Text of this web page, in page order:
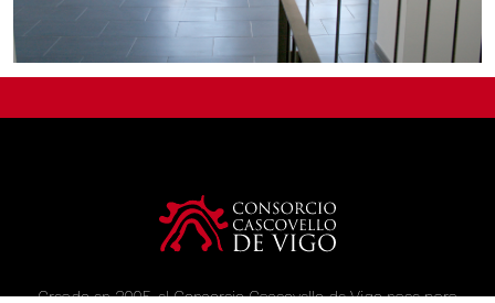
Creado en 2005, el Consorcio Cascovello de Vigo nace para